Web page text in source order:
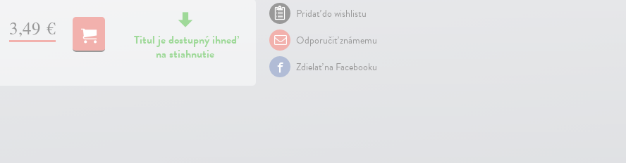
3,49 €
Titul je dostupný ihneď
na stiahnutie
Pridať do wishlistu
Odporučiť známemu
Zdielať na Facebooku